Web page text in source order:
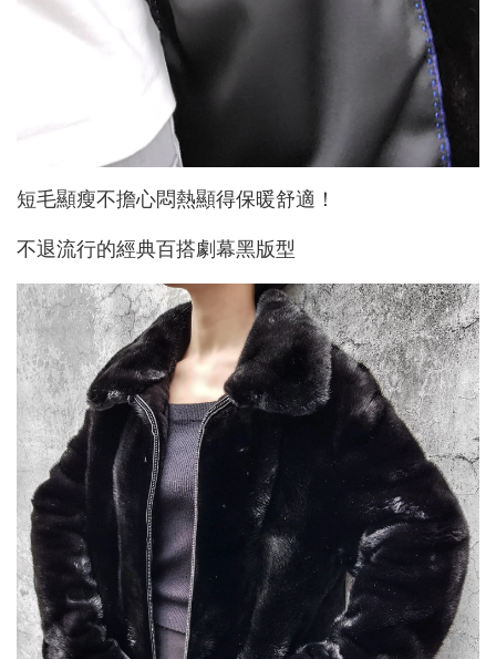
短毛顯瘦不擔心悶熱顯得保暖舒適！
不退流行的經典百搭劇幕黑版型